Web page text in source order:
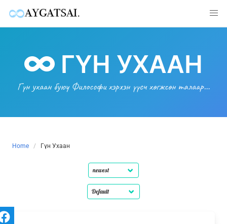
ГҮН УХААН
Гүн ухаан буюу Философи хэрхэн үүсч хөгжсөн талаар…
Home Гүн Ухаан